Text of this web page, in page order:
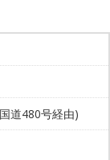
道480号経由)